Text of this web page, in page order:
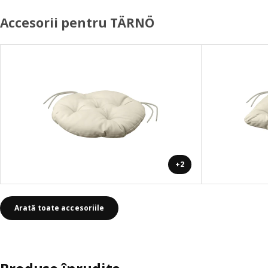
Accesorii pentru TÄRNÖ
+2
Arată toate accesoriile